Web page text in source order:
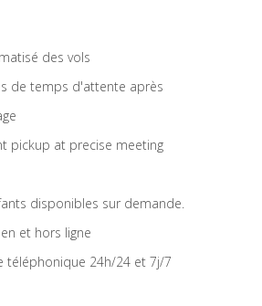
des vols
de temps d'attente après
pickup at precise meeting
disponibles sur demande.
et hors ligne
téléphonique 24h/24 et 7j/7